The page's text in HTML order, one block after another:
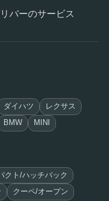
バーのサービス
ダイハツ レクサス
BMW MINI
クト/ハッチバック
クーペ/オープン